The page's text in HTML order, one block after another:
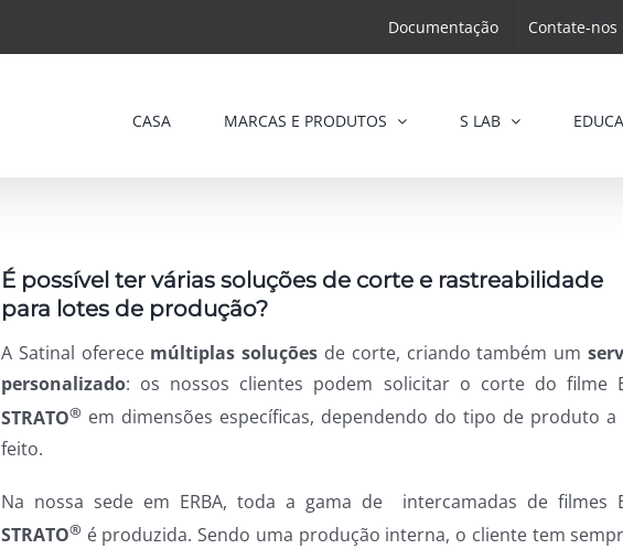
Documentação Contate-nos
CASA MARCAS E PRODUTOS S LAB
É possível ter várias soluções de corte e rastreabilidade
para lotes de produção?
A Satinal oferece múltiplas soluções de corte, criando também um
personalizado: os nossos clientes podem solicitar o corte do filme
STRATO®em dimensões específicas, dependendo do tipo de produto a
feito.
Na nossa sede em ERBA, toda a gama de
intercamadas de filmes
STRATO®é produzida. Sendo uma produção interna, o cliente tem